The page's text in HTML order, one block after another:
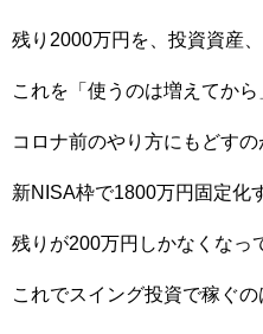
残り2000万円を、投資資産
これを「使うのは増えてから
コロナ前のやり方にもどすの
新NISA枠で1800万円固定化
残りが200万円しかなくなっ
これでスイング投資で稼ぐ